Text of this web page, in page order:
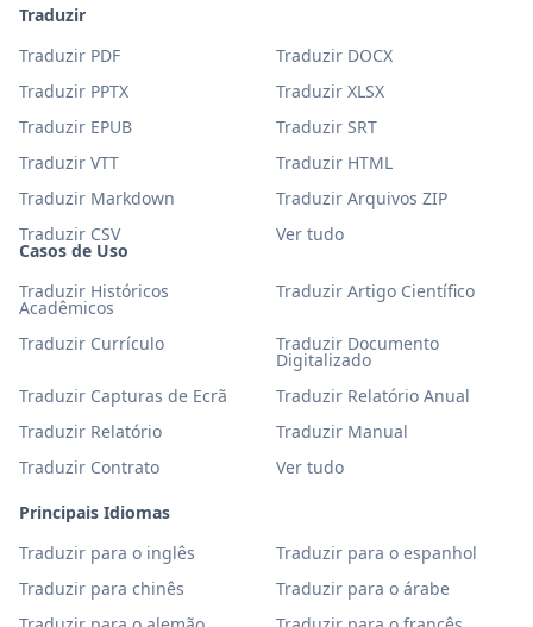
Casos de Uso
Traduzir Históricos
Acadêmicos
Traduzir Artigo Científico
Traduzir Currículo Traduzir Documento
Digitalizado
Traduzir Capturas de Ecrã
Traduzir Relatório Anual
Traduzir Relatório
Traduzir Manual
Traduzir Contrato
Ver tudo
Principais Idiomas
Traduzir para o inglês
Traduzir para o espanhol
Traduzir para chinês
Traduzir para o árabe
Traduzir
Traduzir PDF
Traduzir DOCX
Traduzir PPTX
Traduzir XLSX
Traduzir EPUB
Traduzir SRT
Traduzir VTT
Traduzir HTML
Traduzir Markdown
Traduzir Arquivos ZIP
Traduzir CSV
Ver tudo